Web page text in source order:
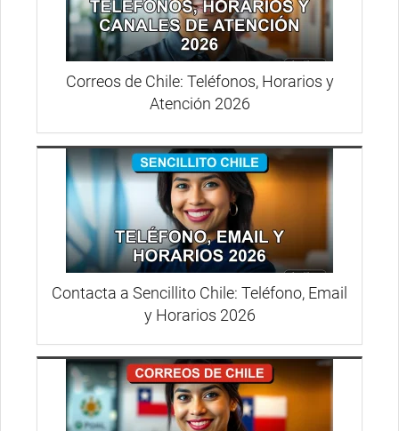
Correos de Chile: Teléfonos, Horarios y
Atención 2026
Contacta a Sencillito Chile: Teléfono, Email
y Horarios 2026